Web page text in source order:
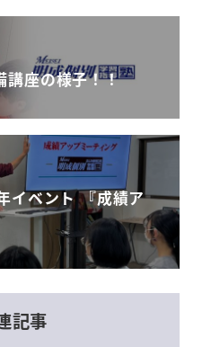
講座の様子！！
イベント 『成績ア
記事